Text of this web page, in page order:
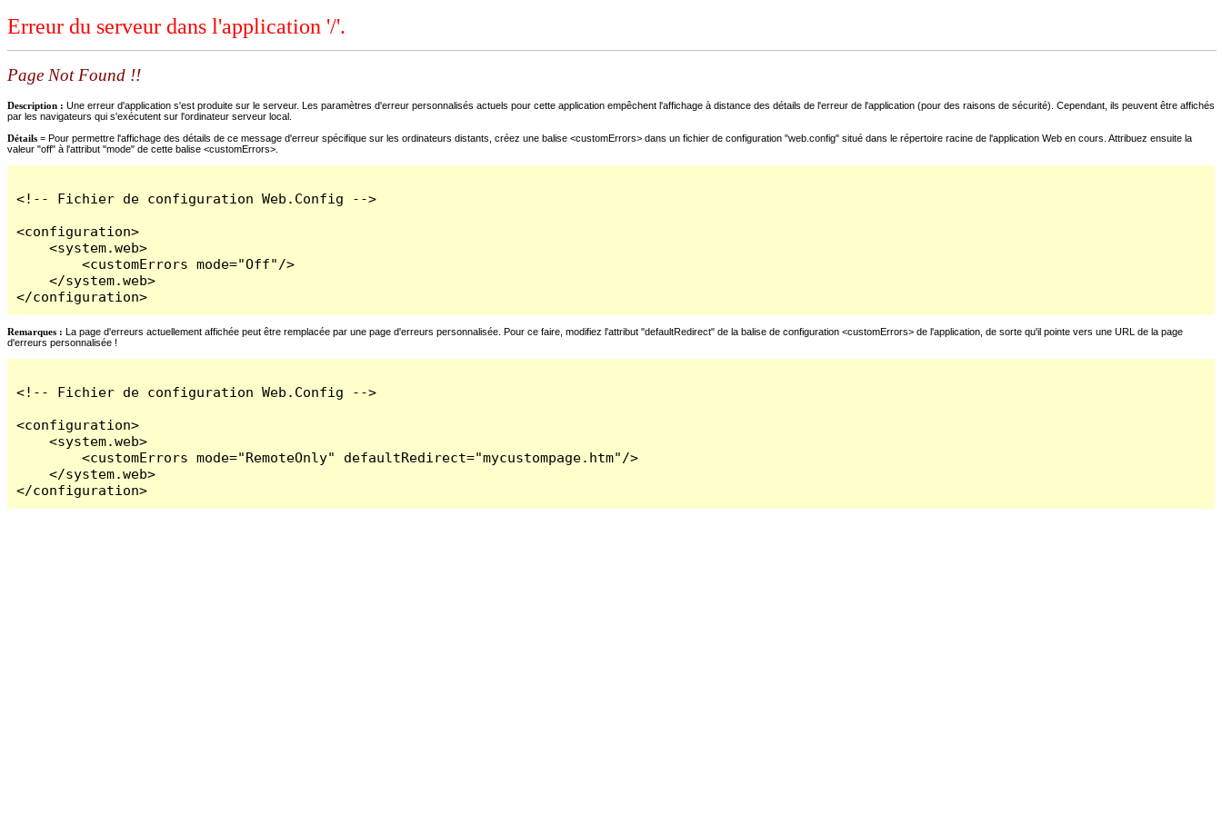
Erreur du serveur dans l'application '/'.
Page Not Found !!
Description : Une erreur d'application s'est produite sur le serveur. Les paramètres d'erreur personnalisés actuels pour cette application empêchent l'affichage à distance des détails de l'erreur de l'application (pour des raisons de sécurité). Cependant, ils peuvent être affichés
par les navigateurs qui s'exécutent sur l'ordinateur serveur local.
Détails = Pour permettre l'affichage des détails de ce message d'erreur spécifique sur les ordinateurs distants, créez une balise <customErrors> dans un fichier de configuration "web.config" situé dans le répertoire racine de l'application Web en cours. Attribuez ensuite la
valeur "off" à l'attribut "mode" de cette balise <customErrors>.
<!-- Fichier de configuration Web.Config -->
<configuration>
    <system.web>
        <customErrors mode="Off"/>
    </system.web>
</configuration>
Remarques : La page d'erreurs actuellement affichée peut être remplacée par une page d'erreurs personnalisée. Pour ce faire, modifiez l'attribut "defaultRedirect" de la balise de configuration <customErrors> de l'application, de sorte qu'il pointe vers une URL de la page
d'erreurs personnalisée !
<!-- Fichier de configuration Web.Config -->
<configuration>
    <system.web>
        <customErrors mode="RemoteOnly" defaultRedirect="mycustompage.htm"/>
    </system.web>
</configuration>